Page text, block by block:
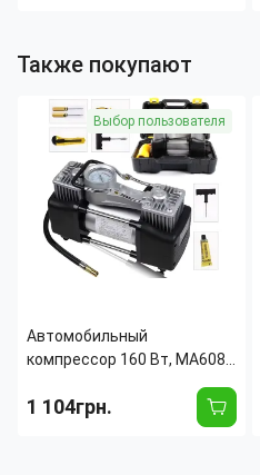
Также покупают
Выбор пользователя
Автомобильный
компрессор 160 Вт, MA608,
манометром, кейсом и
1 104грн.